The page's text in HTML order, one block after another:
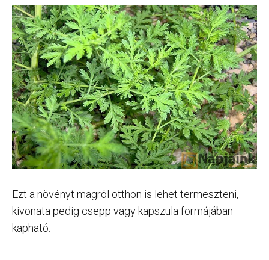
Ezt a növényt magról otthon is lehet termeszteni,
kivonata pedig csepp vagy kapszula formájában
kapható.